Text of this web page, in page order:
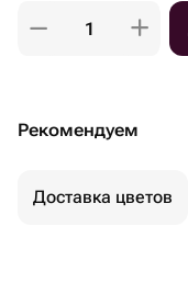
Рекомендуем
Доставка цветов